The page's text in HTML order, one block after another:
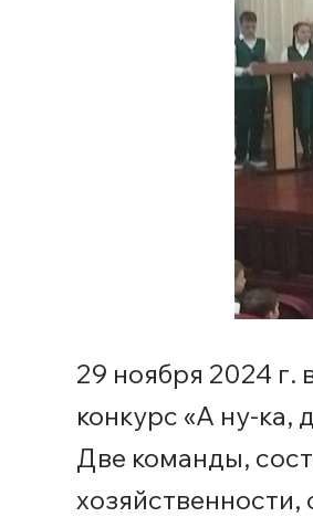
29 ноября 2024
конкурс «А ну-
Две команды,
хозяйственности,